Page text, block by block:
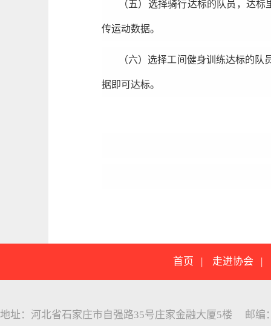
（五）选择骑行达标的队员，达
传运动数据。
（六）选择工间健身训练达标的
据即可达标。
首页 | 走进协会
地址：河北省石家庄市自强路35号庄家金融大厦5楼 邮编